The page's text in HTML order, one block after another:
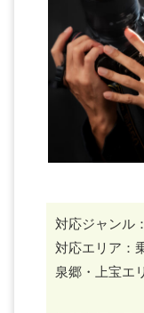
対応ジャンル
対応エリア：
泉郷・上宝エ